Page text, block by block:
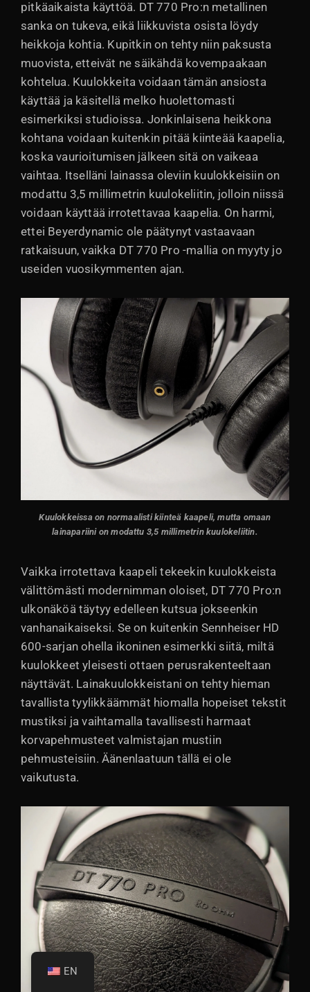
pitkäaikaista käyttöä. DT 770 Pro:n metallinen
sanka on tukeva, eikä liikkuvista osista löydy
heikkoja kohtia. Kupitkin on tehty niin paksusta
muovista, etteivät ne säikähdä kovempaakaan
kohtelua. Kuulokkeita voidaan tämän ansiosta
käyttää ja käsitellä melko huolettomasti
esimerkiksi studioissa. Jonkinlaisena heikkona
kohtana voidaan kuitenkin pitää kiinteää kaapelia,
koska vaurioitumisen jälkeen sitä on vaikeaa
vaihtaa. Itselläni lainassa oleviin kuulokkeisiin on
modattu 3,5 millimetrin kuulokeliitin, jolloin niissä
voidaan käyttää irrotettavaa kaapelia. On harmi,
ettei Beyerdynamic ole päätynyt vastaavaan
ratkaisuun, vaikka DT 770 Pro -mallia on myyty jo
useiden vuosikymmenten ajan.
Kuulokkeissa on normaalisti kiinteä kaapeli, mutta omaan
lainapariini on modattu 3,5 millimetrin kuulokeliitin.
Vaikka irrotettava kaapeli tekeekin kuulokkeista
välittömästi modernimman oloiset, DT 770 Pro:n
ulkonäköä täytyy edelleen kutsua jokseenkin
vanhanaikaiseksi. Se on kuitenkin Sennheiser HD
600-sarjan ohella ikoninen esimerkki siitä, miltä
kuulokkeet yleisesti ottaen perusrakenteeltaan
näyttävät. Lainakuulokkeistani on tehty hieman
tavallista tyylikkäämmät hiomalla hopeiset tekstit
mustiksi ja vaihtamalla tavallisesti harmaat
korvapehmusteet valmistajan mustiin
pehmusteisiin. Äänenlaatuun tällä ei ole
vaikutusta.
EN